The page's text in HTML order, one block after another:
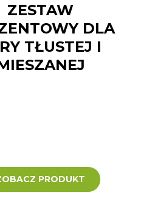
ZESTAW
DLA
TŁUSTEJ I
PRODUKT